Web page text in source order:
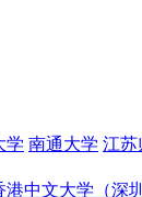
学 南通大学 江苏
港中文大学（深圳